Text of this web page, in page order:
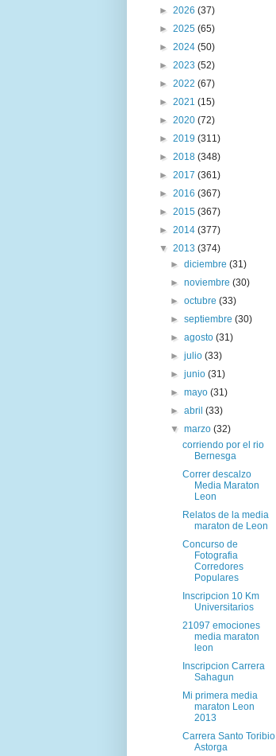
► 2026 (37)
► 2025 (65)
► 2024 (50)
► 2023 (52)
► 2022 (67)
► 2021 (15)
► 2020 (72)
► 2019 (311)
► 2018 (348)
► 2017 (361)
► 2016 (367)
► 2015 (367)
► 2014 (377)
▼ 2013 (374)
►diciembre(31)
►noviembre(30)
►octubre(33)
►septiembre(30)
►agosto(31)
►julio(33)
►junio(31)
►mayo(31)
►abril(33)
▼marzo(32)
corriendo por el rio
Bernesga
Correr descalzo
Media Maraton
Leon
Relatos de la media
maraton de Leon
Concurso de
Fotografia
Corredores
Populares
Inscripcion 10 Km
Universitarios
21097 emociones
media maraton
leon
Inscripcion Carrera
Sahagun
Mi primera media
maraton Leon
2013
Carrera Santo Toribio
Astorga